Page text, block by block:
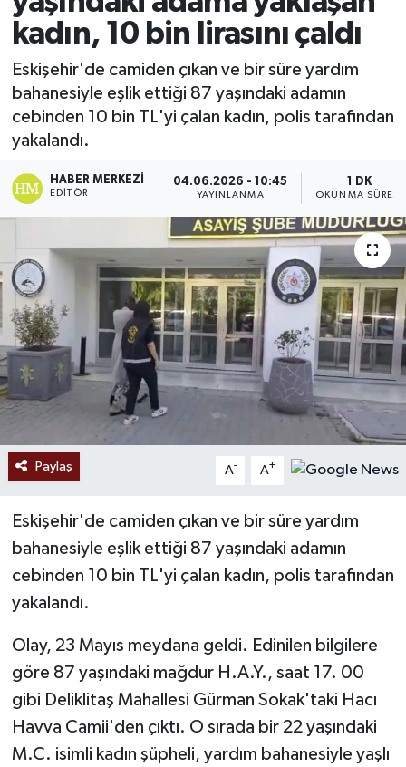
kadın, 10 bin lirasını çaldı
Eskişehir'de camiden çıkan ve bir süre yardım
bahanesiyle eşlik ettiği 87 yaşındaki adamın
cebinden 10 bin TL'yi çalan kadın, polis tarafından
yakalandı.
HABER MERKEZI
EDITÖR
04.06.2026 - 10:45
YAYINLANMA
1 DK
OKUNMA SÜRESI
Paylaş A- A+
Eskişehir'de camiden çıkan ve bir süre yardım
bahanesiyle eşlik ettiği 87 yaşındaki adamın
cebinden 10 bin TL'yi çalan kadın, polis tarafından
yakalandı.
Olay, 23 Mayıs meydana geldi. Edinilen bilgilere
göre 87 yaşındaki mağdur H.A.Y., saat 17. 00
gibi Deliklitaş Mahallesi Gürman Sokak'taki Hacı
Havva Camii'den çıktı. O sırada bir 22 yaşındaki
M.C. isimli kadın şüpheli, yardım bahanesiyle yaşlı
Ekonomi
Sağlık
Tokat Haber